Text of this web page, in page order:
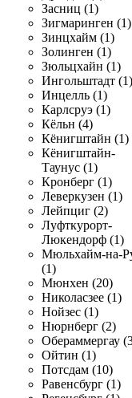
Засниц (1)
Зигмаринген (1)
Зинцхайм (1)
Золинген (1)
Зюльцхайн (1)
Ингольштадт (1)
Инцелль (1)
Карлсруэ (1)
Кёльн (4)
Кёнигштайн (1)
Кёнигштайн-
Таунус (1)
Кронберг (1)
Леверкузен (1)
Лейпциг (2)
Луфткурорт-
Люкендорф (1)
Мюльхайм-на-
(1)
Мюнхен (20)
Николасзее (1)
Нойзес (1)
Нюрнберг (2)
Обераммергау
Ойтин (1)
Потсдам (10)
Равенсбург (1)